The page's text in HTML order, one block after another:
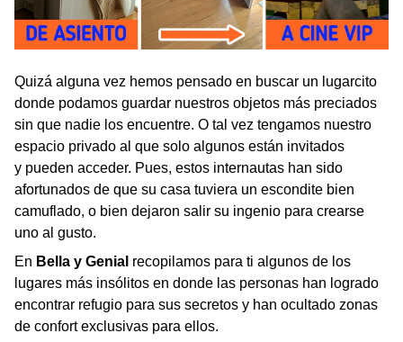
Quizá alguna vez hemos pensado en buscar un lugarcito
donde podamos guardar nuestros objetos más preciados
sin que nadie los encuentre. O tal vez tengamos nuestro
espacio privado al que solo algunos están invitados
y pueden acceder. Pues, estos internautas han sido
afortunados de que su casa tuviera un escondite bien
camuflado, o bien dejaron salir su ingenio para crearse
uno al gusto.
En Bella y Genial recopilamos para ti algunos de los
lugares más insólitos en donde las personas han logrado
encontrar refugio para sus secretos y han ocultado zonas
de confort exclusivas para ellos.